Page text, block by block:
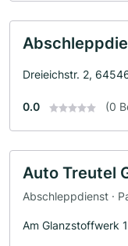
Dreieichstr. 2,
0.0 (0
Auto Treutel
Abschleppdienst ·
Am Glanzstoffwerk